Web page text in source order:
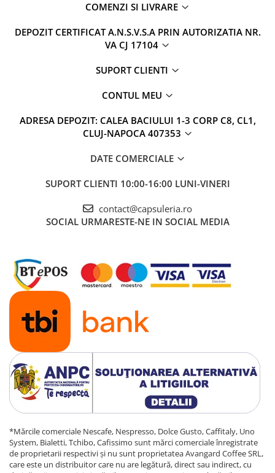
COMENZI SI LIVRARE
DEPOZIT CERTIFICAT A.N.S.V.S.A PRIN AUTORIZATIA NR.
VA CJ 17104
SUPORT CLIENTI
CONTUL MEU
ADRESA DEPOZIT: CALEA BACIULUI 1-3 CORP C8, CL1,
CLUJ-NAPOCA 407353
DATE COMERCIALE
SUPORT CLIENTI 10:00-16:00 LUNI-VINERI
contact@capsuleria.ro
SOCIAL URMARESTE-NE IN SOCIAL MEDIA
*Mărcile comerciale Nescafe, Nespresso, Dolce Gusto, Caffitaly, Uno
System, Bialetti, Tchibo, Cafissimo sunt mărci comerciale înregistrate
de proprietarii respectivi și nu sunt proprietatea Avangard Coffee SRL,
care este un distribuitor care nu are legătură, direct sau indirect, cu